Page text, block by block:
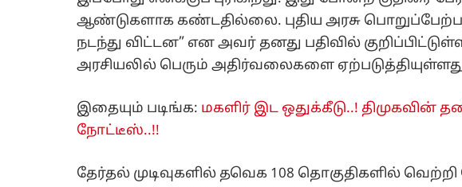
ஆண்டுகளாக கண்டதில்லை. புதிய அரசு
நடந்து விட்டன” என அவர் தனது பதிவில்
அரசியலில் பெரும் அதிர்வலைகளை
இதையும் படிங்க: மகளிர் இட ஒதுக்கீடு..!
நோட்டீஸ்..!!
தேர்தல் முடிவுகளில் தவெக 108 தொகுதிகளில்